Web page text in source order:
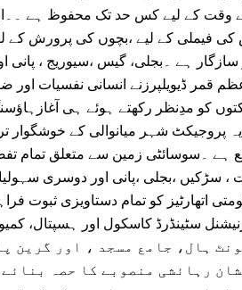
وقت کے لیے کس حد تک محفوظ ہے
کی فیملی کے لیے ،بچوں کی پرورش
سازگار ہے ۔بجلی، گیس ،سیوریج ، پانی
قمر ڈیویلپرزنے انسانی نفسیات اور
کو مدِنظر رکھتے ہوئے ہی
پروجیکٹ شہر میانوالی کے خوشگوار
ہے ۔سوسائٹی زمین سے متعلق تمام
، سڑکیں ،بجلی ،پانی اور دوسری
اتھارٹیز کو تمام دستاویزی ثبوت
سٹینڈرڈ کاسکول اور ہسپتال،
ہال، جامع مسجد ، اور گرین
رہائشی منصوبے کا حصہ